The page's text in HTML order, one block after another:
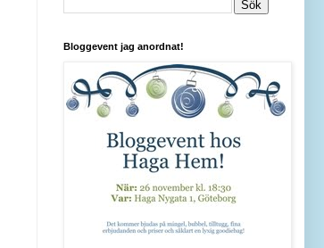
Bloggevent jag anordnat!